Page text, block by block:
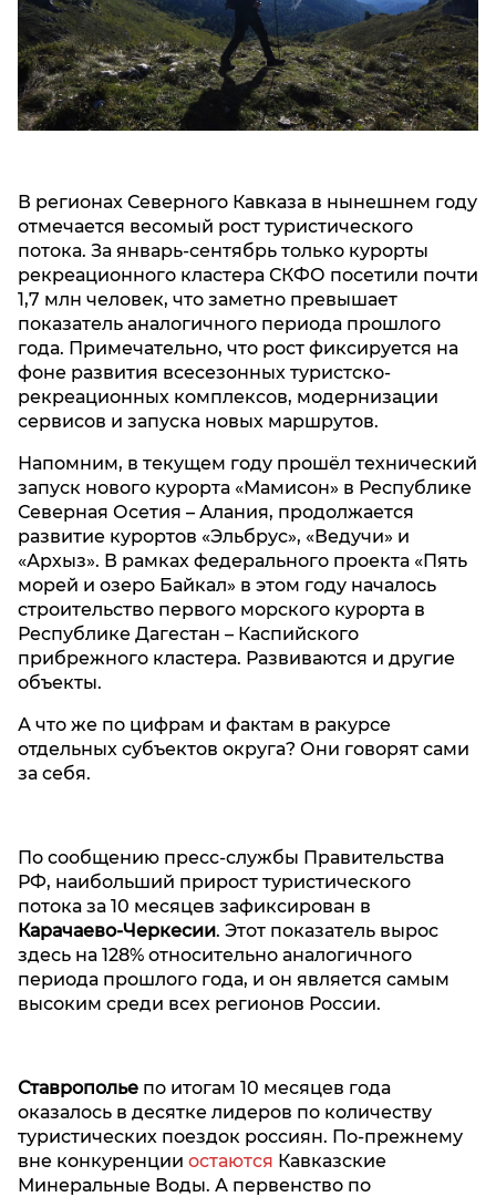
Алания
Чеченская
Республика
Ставропольский
край
В регионах Северного Кавказа в нынешнем году
отмечается весомый рост туристического
потока. За январь-сентябрь только курорты
рекреационного кластера СКФО посетили почти
1,7 млн человек, что заметно превышает
показатель аналогичного периода прошлого
года. Примечательно, что рост фиксируется на
фоне развития всесезонных туристско-
рекреационных комплексов, модернизации
сервисов и запуска новых маршрутов.
Напомним, в текущем году прошёл технический
запуск нового курорта «Мамисон» в Республике
Северная Осетия – Алания, продолжается
развитие курортов «Эльбрус», «Ведучи» и
«Архыз». В рамках федерального проекта «Пять
морей и озеро Байкал» в этом году началось
строительство первого морского курорта в
Республике Дагестан – Каспийского
прибрежного кластера. Развиваются и другие
объекты.
А что же по цифрам и фактам в ракурсе
отдельных субъектов округа? Они говорят сами
за себя.
По сообщению пресс-службы Правительства
РФ, наибольший прирост туристического
потока за 10 месяцев зафиксирован в
Карачаево-Черкесии. Этот показатель вырос
здесь на 128% относительно аналогичного
периода прошлого года, и он является самым
высоким среди всех регионов России.
Ставрополье по итогам 10 месяцев года
оказалось в десятке лидеров по количеству
туристических поездок россиян. По-прежнему
вне конкуренции остаются Кавказские
Минеральные Воды. А первенство по